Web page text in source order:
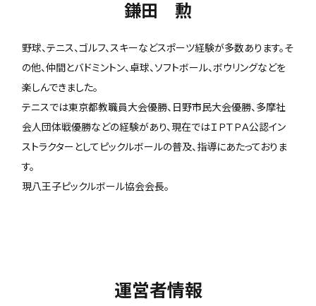
鎌田 勲
野球、テニス、ゴルフ、スキーなどスポーツ経験が多数あります。そ
の他、仲間とバドミントン、卓球、ソフトボール、ボウリングなどを
楽しんできました。
テニスでは東京都教職員大会優勝、日野市民大会優勝、多摩社
会人団体戦優勝などの経験があり、現在ではＩＰＴＰＡ公認イン
ストラクターとしてピックルボールの普及、指導にあたっておりま
す。
現八王子ピックルボール協会会長。
運営者情報